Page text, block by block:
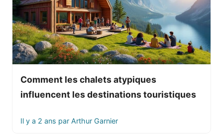
Comment les chalets atypiques
influencent les destinations touristiques
Il y a 2 ans par Arthur Garnier